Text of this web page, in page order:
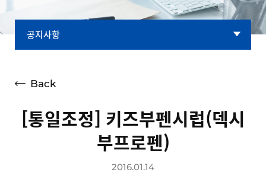
공지사항
광고소개
공지사항
Back
[통일조정] 키즈부펜시럽(덱시
부프로펜)
2016.01.14